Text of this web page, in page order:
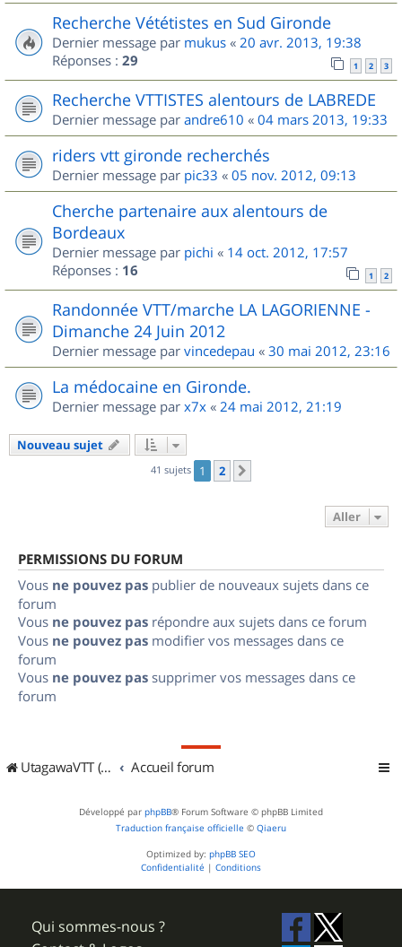
Recherche Vététistes en Sud Gironde
Dernier message par mukus « 20 avr. 2013, 19:38
Réponses : 29 1 2 3
Recherche VTTISTES alentours de LABREDE
Dernier message par andre610 « 04 mars 2013, 19:33
riders vtt gironde recherchés
Dernier message par pic33 « 05 nov. 2012, 09:13
Cherche partenaire aux alentours de
Bordeaux
Dernier message par pichi « 14 oct. 2012, 17:57
Réponses : 16 1 2
Randonnée VTT/marche LA LAGORIENNE -
Dimanche 24 Juin 2012
Dernier message par vincedepau « 30 mai 2012, 23:16
La médocaine en Gironde.
Dernier message par x7x « 24 mai 2012, 21:19
Nouveau sujet
41 sujets 1 2
Aller
PERMISSIONS DU FORUM
Vous ne pouvez pas publier de nouveaux sujets dans ce
forum
Vous ne pouvez pas répondre aux sujets dans ce forum
Vous ne pouvez pas modifier vos messages dans ce
forum
Vous ne pouvez pas supprimer vos messages dans ce
forum
UtagawaVTT (Randos VTT et VTTAE avec traces GPS) Accueil forum
Développé par phpBB® Forum Software © phpBB Limited
Traduction française officielle © Qiaeru
Optimized by: phpBB SEO
Confidentialité | Conditions
Qui sommes-nous ?